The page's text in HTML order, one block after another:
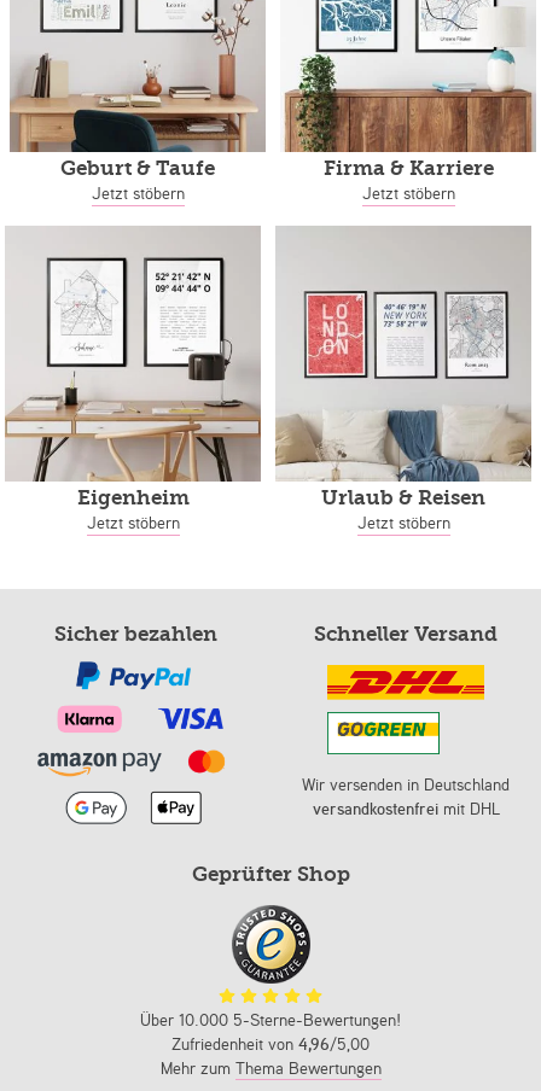
Geburt & Taufe
Jetzt stöbern
Firma & Karriere
Jetzt stöbern
Eigenheim
Jetzt stöbern
Urlaub & Reisen
Jetzt stöbern
Sicher bezahlen Schneller Versand
Wir versenden in Deutschland
versandkostenfreimit DHL
Geprüfter Shop
Über 10.000 5-Sterne-Bewertungen!
Zufriedenheit von 4,96/5,00
Mehr zum Thema Bewertungen